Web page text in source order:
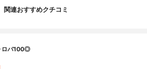
関連おすすめクチコミ
ロバ100◎